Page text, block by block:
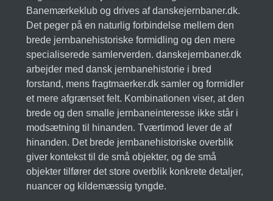
Banemærkeklub og drives af danskejernbaner.dk.
Det peger på en naturlig forbindelse mellem den
brede jernbanehistoriske formidling og den mere
specialiserede samlerverden. danskejernbaner.dk
arbejder med dansk jernbanehistorie i bred
forstand, mens fragtmaerker.dk samler og formidler
et mere afgrænset felt. Kombinationen viser, at den
brede og den smalle jernbaneinteresse ikke står i
modsætning til hinanden. Tværtimod lever de af
hinanden. Det brede jernbanehistoriske overblik
giver kontekst til de små objekter, og de små
objekter tilfører det store overblik konkrete detaljer,
nuancer og kildemæssig tyngde.